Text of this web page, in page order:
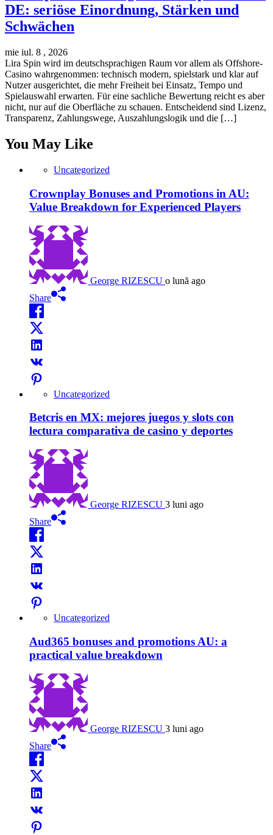
DE: seriöse Einordnung, Stärken und
Schwächen
mie iul. 8 , 2026
Lira Spin wird im deutschsprachigen Raum vor allem als Offshore-
Casino wahrgenommen: technisch modern, spielstark und klar auf
Nutzer ausgerichtet, die mehr Freiheit bei Einsatz, Tempo und
Spielauswahl erwarten. Für eine sachliche Bewertung reicht es aber
nicht, nur auf die Oberfläche zu schauen. Entscheidend sind Lizenz,
Transparenz, Zahlungswege, Auszahlungslogik und die […]
You May Like
Uncategorized
Crownplay Bonuses and Promotions in AU:
Value Breakdown for Experienced Players
George RIZESCU o lună ago
Share
Uncategorized
Betcris en MX: mejores juegos y slots con
lectura comparativa de casino y deportes
George RIZESCU 3 luni ago
Share
Uncategorized
Aud365 bonuses and promotions AU: a
practical value breakdown
George RIZESCU 3 luni ago
Share